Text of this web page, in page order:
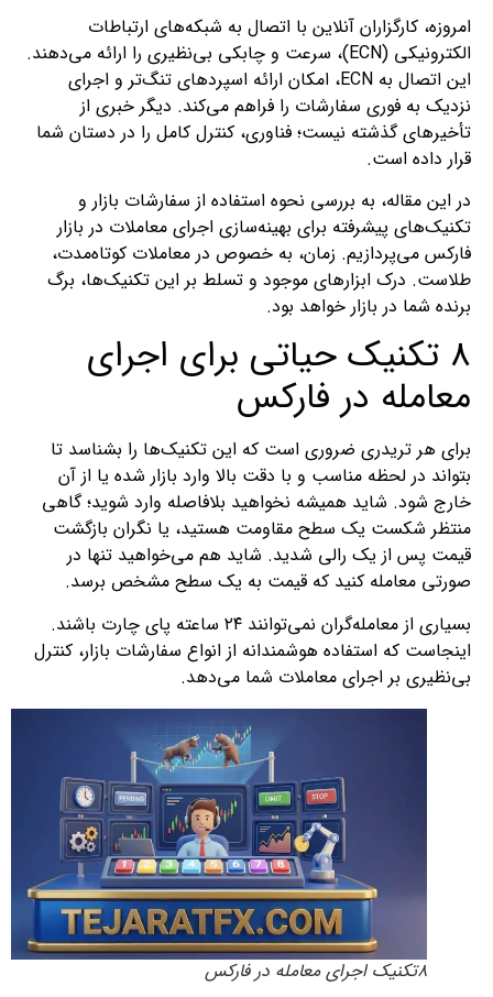
امروزه، کارگزاران آنلاین با اتصال به شبکه‌های ارتباطات
الکترونیکی (ECN)، سرعت و چابکی بی‌نظیری را ارائه می‌دهند.
این اتصال به ECN، امکان ارائه اسپردهای تنگ‌تر و اجرای
نزدیک به فوری سفارشات را فراهم می‌کند. دیگر خبری از
تأخیرهای گذشته نیست؛ فناوری، کنترل کامل را در دستان شما
قرار داده است.
در این مقاله، به بررسی نحوه استفاده از سفارشات بازار و
تکنیک‌های پیشرفته برای بهینه‌سازی اجرای معاملات در بازار
فارکس می‌پردازیم. زمان، به خصوص در معاملات کوتاه‌مدت،
طلاست. درک ابزارهای موجود و تسلط بر این تکنیک‌ها، برگ
برنده شما در بازار خواهد بود.
8 تکنیک حیاتی برای اجرای
معامله در فارکس
برای هر تریدری ضروری است که این تکنیک‌ها را بشناسد تا
بتواند در لحظه مناسب و با دقت بالا وارد بازار شده یا از آن
خارج شود. شاید همیشه نخواهید بلافاصله وارد شوید؛ گاهی
منتظر شکست یک سطح مقاومت هستید، یا نگران بازگشت
قیمت پس از یک رالی شدید. شاید هم می‌خواهید تنها در
صورتی معامله کنید که قیمت به یک سطح مشخص برسد.
بسیاری از معامله‌گران نمی‌توانند ۲۴ ساعته پای چارت باشند.
اینجاست که استفاده هوشمندانه از انواع سفارشات بازار، کنترل
بی‌نظیری بر اجرای معاملات شما می‌دهد.
8تکنیک اجرای معامله در فارکس